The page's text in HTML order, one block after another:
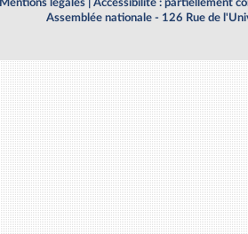
Mentions légales
Accessibilité : partiellement
Assemblée nationale - 126 Rue de